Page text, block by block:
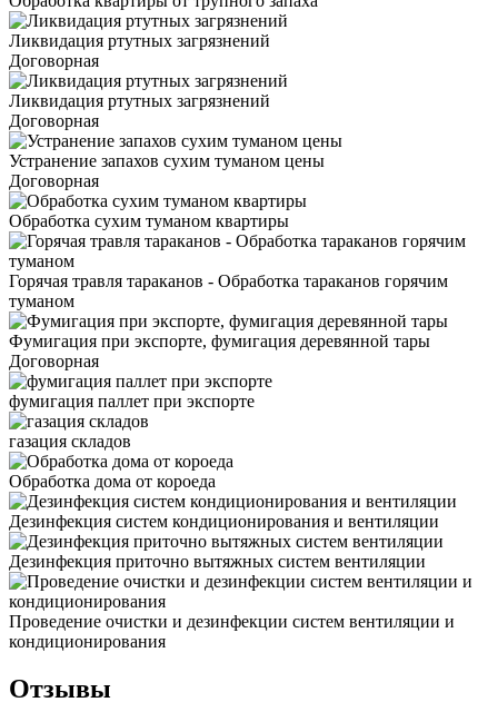
Ликвидация ртутных загрязнений
Договорная
Ликвидация ртутных загрязнений
Договорная
Устранение запахов сухим туманом цены
Договорная
Обработка сухим туманом квартиры
Горячая травля тараканов - Обработка тараканов горячим
туманом
Фумигация при экспорте, фумигация деревянной тары
Договорная
фумигация паллет при экспорте
газация складов
Обработка дома от короеда
Дезинфекция систем кондиционирования и вентиляции
Дезинфекция приточно вытяжных систем вентиляции
Проведение очистки и дезинфекции систем вентиляции и
кондиционирования
Отзывы